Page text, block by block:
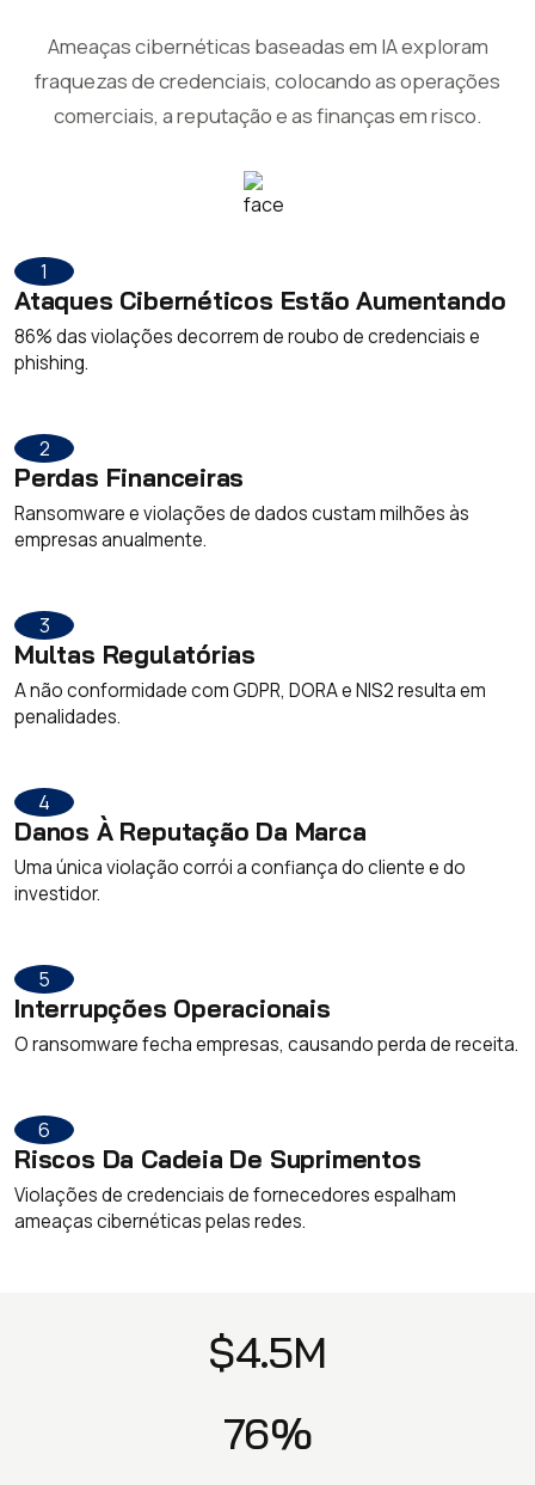
Ameaças cibernéticas baseadas em IA exploram
fraquezas de credenciais, colocando as operações
comerciais, a reputação e as finanças em risco.
1
Ataques Cibernéticos Estão Aumentando
86% das violações decorrem de roubo de credenciais e
phishing.
2
Perdas Financeiras
Ransomware e violações de dados custam milhões às
empresas anualmente.
3
Multas Regulatórias
A não conformidade com GDPR, DORA e NIS2 resulta em
penalidades.
4
Danos À Reputação Da Marca
Uma única violação corrói a confiança do cliente e do
investidor.
5
Interrupções Operacionais
O ransomware fecha empresas, causando perda de receita.
6
Riscos Da Cadeia De Suprimentos
Violações de credenciais de fornecedores espalham
ameaças cibernéticas pelas redes.
$4.5M
76%